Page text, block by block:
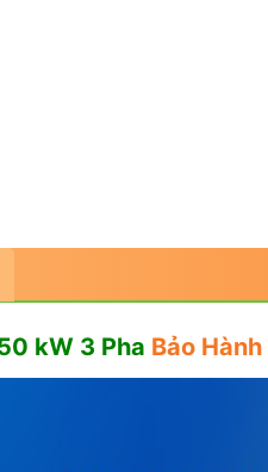
kW 3 Pha Bảo Hành